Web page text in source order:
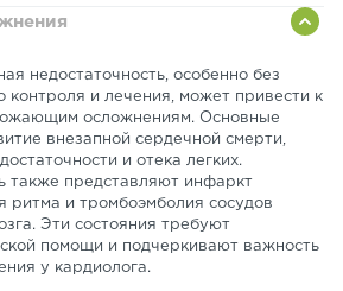
недостаточность, особенно без
контроля и лечения, может привести к
осложнениям. Основные
внезапной сердечной смерти,
и отека легких.
также представляют инфаркт
ритма и тромбоэмболия сосудов
Эти состояния требуют
помощи и подчеркивают важность
у кардиолога.